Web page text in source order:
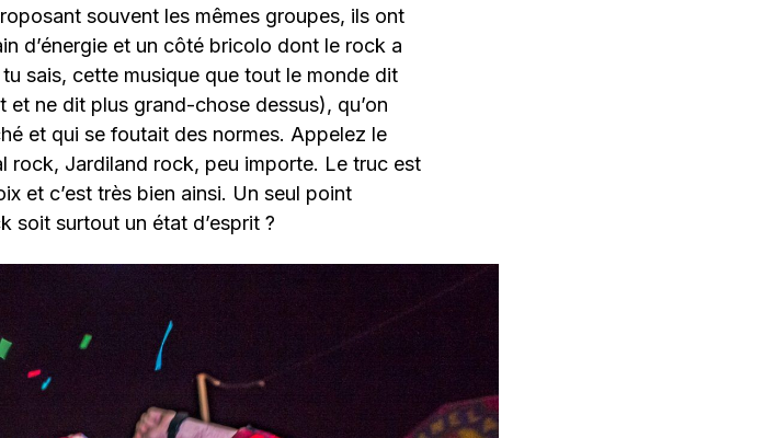
souvent les mêmes groupes, ils ont
d’énergie et un côté bricolo dont le rock a
sais, cette musique que tout le monde dit
ne dit plus grand-chose dessus), qu’on
et qui se foutait des normes. Appelez le
rock, Jardiland rock, peu importe. Le truc est
et c’est très bien ainsi. Un seul point
soit surtout un état d’esprit ?